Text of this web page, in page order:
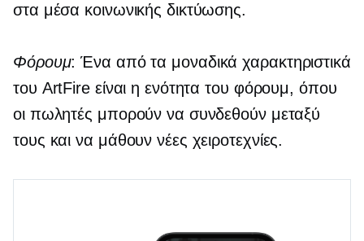
στα μέσα κοινωνικής δικτύωσης.
Φόρουμ: Ένα από τα μοναδικά χαρακτηριστικά
του ArtFire είναι η ενότητα του φόρουμ, όπου
οι πωλητές μπορούν να συνδεθούν μεταξύ
τους και να μάθουν νέες χειροτεχνίες.